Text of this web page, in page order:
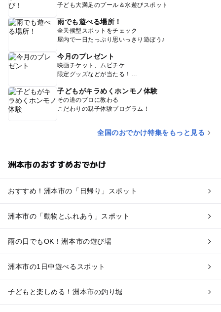
子ども大満足のプール＆水遊びスポット
雨でも遊べる場所！
全天候型スポットをチェック
屋内で一日たっぷり思いっきり遊ぼう♪
今月のプレゼント
映画チケット、ムビチケ
限定グッズなどが当たる！
子どもがキラめくホンモノ体験
その道のプロに教わる
こだわりの親子体験プログラム！
全国のおでかけ特集をもっと見る
洲本市のおすすめおでかけ
おすすめ！洲本市の「日帰り」スポット
洲本市の「動物とふれあう」スポット
雨の日でもOK！洲本市の遊び場
洲本市の1日中遊べるスポット
子どもと楽しめる！洲本市の釣り堀